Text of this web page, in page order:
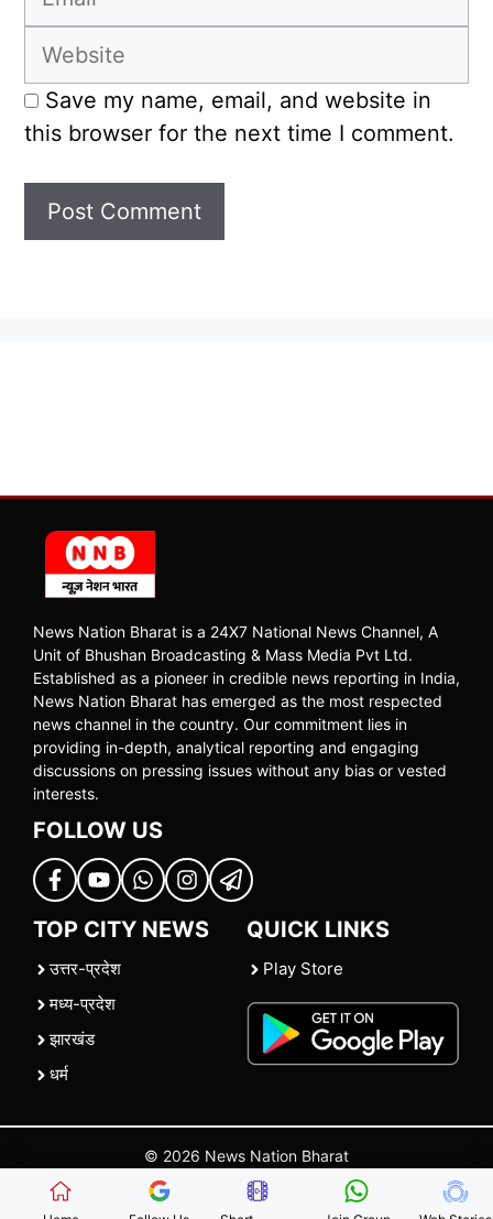
Website
Save my name, email, and website in
this browser for the next time I comment.
News Nation Bharat is a 24X7 National News Channel, A
Unit of Bhushan Broadcasting & Mass Media Pvt Ltd.
Established as a pioneer in credible news reporting in India,
News Nation Bharat has emerged as the most respected
news channel in the country. Our commitment lies in
providing in-depth, analytical reporting and engaging
discussions on pressing issues without any bias or vested
interests.
FOLLOW US
TOP CITY NEWS
उत्तर-प्रदेश
मध्य-प्रदेश
झारखंड
धर्म
QUICK LINKS
Play Store
© 2026 News Nation Bharat
| |Contact Us |Policies Terms and Conditions